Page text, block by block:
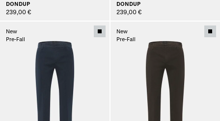
DONDUP
239,00 €
DONDUP
239,00 €
New
Pre-Fall
New
Pre-Fall